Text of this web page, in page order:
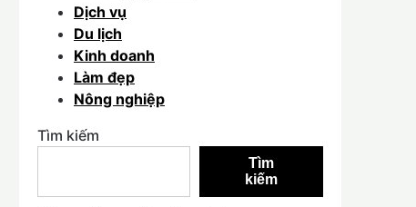
Dịch vụ
Du lịch
Kinh doanh
Làm đẹp
Nông nghiệp
Tìm kiếm
Tìm
kiếm